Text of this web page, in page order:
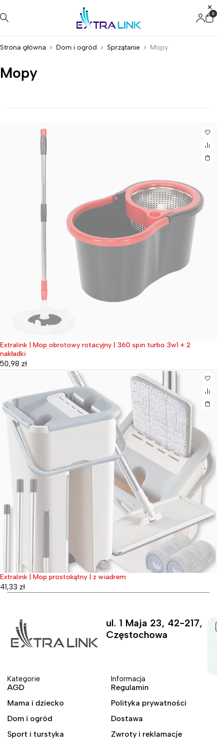
0
Strona główna Dom i ogród Sprzątanie Mopy
Mopy
Wyprzedane
Extralink | Mop obrotowy rotacyjny | 360 spin turbo 3w1 + 2
nakładki
50,98 zł
Wyprzedane
Extralink | Mop prostokątny | z wiadrem
41,33 zł
ul. 1 Maja 23, 42-217,
Częstochowa
Kategorie
AGD
Mama i dziecko
Dom i ogród
Sport i turstyka
Informacja
Regulamin
Polityka prywatności
Dostawa
Zwroty i reklamacje